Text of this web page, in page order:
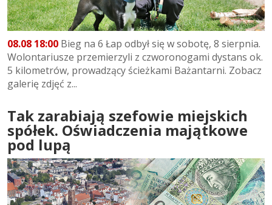
08.08 18:00 Bieg na 6 Łap odbył się w sobotę, 8 sierpnia.
Wolontariusze przemierzyli z czworonogami dystans ok.
5 kilometrów, prowadzący ścieżkami Bażantarni. Zobacz
galerię zdjęć z...
Tak zarabiają szefowie miejskich
spółek. Oświadczenia majątkowe
pod lupą